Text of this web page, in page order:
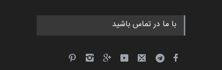
با ما در تماس باشید